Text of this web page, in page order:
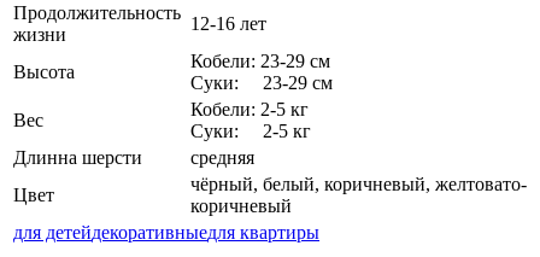
Продолжительность
жизни
12-16 лет
Высота
Кобели: 23-29 см
Суки: 23-29 см
Вес
Кобели: 2-5 кг
Суки: 2-5 кг
Длинна шерсти
средняя
Цвет
чёрный, белый, коричневый, желтовато-
коричневый
для детейдекоративныедля квартиры